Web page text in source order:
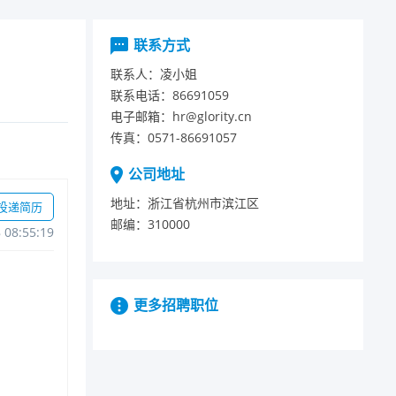
递简历
联系方式
联系人： 凌小姐
联系电话： 86691059
电子邮箱： hr@glority.cn
传真： 0571-86691057
公司地址
地址： 浙江省杭州市滨江区
邮编： 310000
更多招聘职位